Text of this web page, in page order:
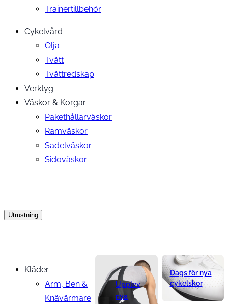
Trainertillbehör
Cykelvård
Olja
Tvätt
Tvättredskap
Verktyg
Väskor & Korgar
Pakethållarväskor
Ramväskor
Sadelväskor
Sidoväskor
Utrustning
Kläder
Arm, Ben &
Knävärmare
Upplev
nya
Dags för nya
cykelskor